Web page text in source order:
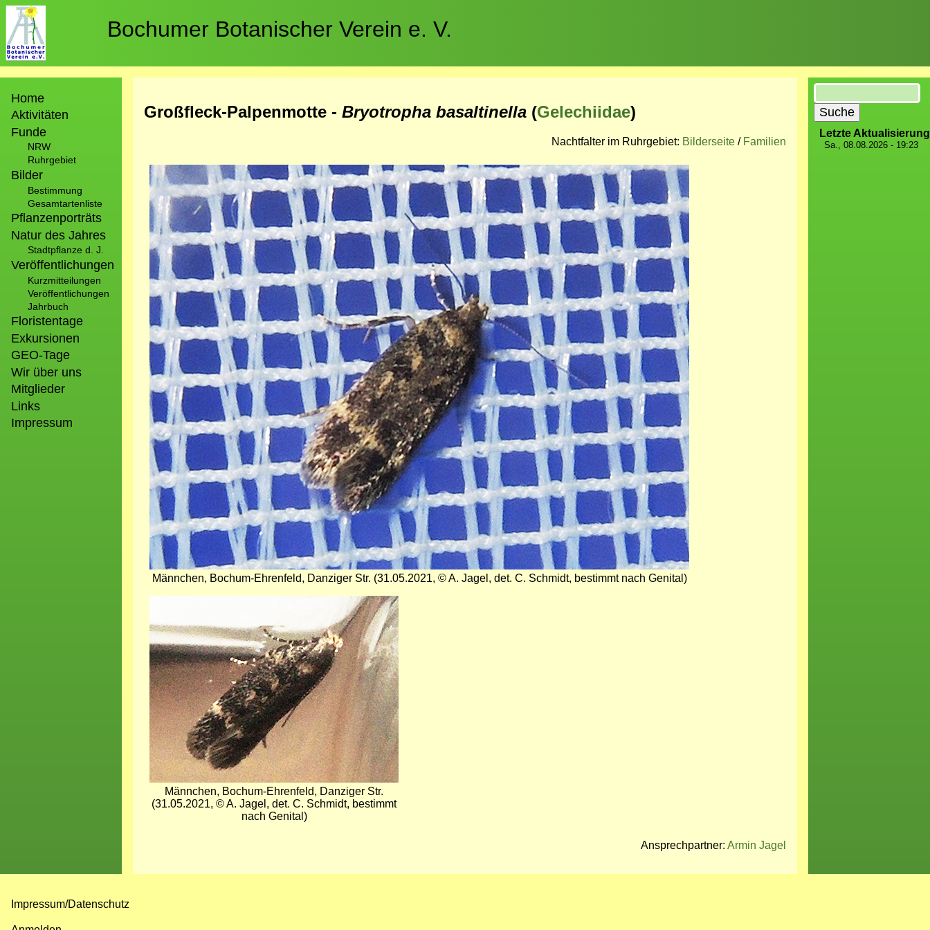
Direkt
zum
Inhalt
Bochumer Botanischer Verein e. V.
Home
Aktivitäten
Funde
NRW
Ruhrgebiet
Bilder
Bestimmung
Gesamtartenliste
Pflanzenporträts
Natur des Jahres
Stadtpflanze d. J.
Veröffentlichungen
Kurzmitteilungen
Veröffentlichungen
Jahrbuch
Floristentage
Exkursionen
GEO-Tage
Wir über uns
Mitglieder
Links
Impressum
Großfleck-Palpenmotte - Bryotropha basaltinella (Gelechiidae)
Nachtfalter im Ruhrgebiet: Bilderseite / Familien
Bild
Männchen, Bochum-Ehrenfeld, Danziger Str. (31.05.2021, © A. Jagel, det. C. Schmidt, bestimmt nach Genital)
Männchen, Bochum-Ehrenfeld, Danziger Str.
(31.05.2021, © A. Jagel, det. C. Schmidt, bestimmt
nach Genital)
Ansprechpartner: Armin Jagel
Suche
Letzte Aktualisierung
Sa., 08.08.2026 - 19:23
Impressum/Datenschutz